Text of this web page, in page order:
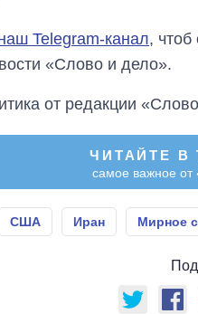
Telegram-канал,
«Слово и дело».
от редакции
ЧИТАЙТЕ В
самое важное от
США Иран Мирное